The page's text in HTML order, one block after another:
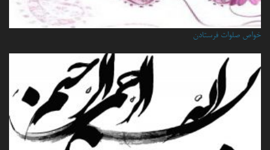
خواص صلوات فرستادن